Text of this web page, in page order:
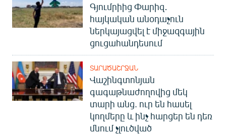
Գյումրիից Փարիզ․
հայկական անօդաչուն
ներկայացվել է միջազգային
ցուցահանդեսում
ՏԱՐԱԾԱՇՐՋԱՆ
Վաշինգտոնյան
գագաթնաժողովից մեկ
տարի անց. ուր են հասել
կողմերը և ինչ հարցեր են դեռ
մնում չլուծված